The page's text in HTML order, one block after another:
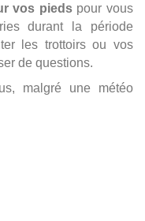
vos piedspour vous
durant la période
les trottoirs ou vos
de questions.
malgré une météo